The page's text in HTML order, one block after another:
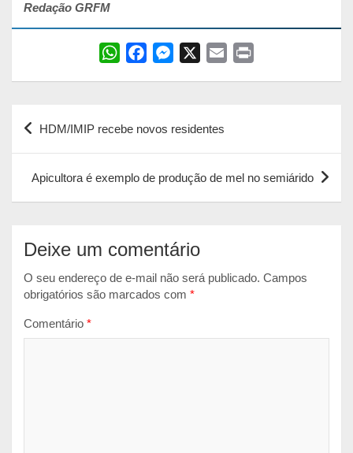
Redação GRFM
W
s
A
p
b
o
o
e
n
g
Navegação
HDM/IMIP recebe novos residentes
Apicultora é exemplo de produção de mel no semiárido
Deixe um comentário
O seu endereço de e-mail não será publicado. Campos
obrigatórios são marcados com *
Comentário *